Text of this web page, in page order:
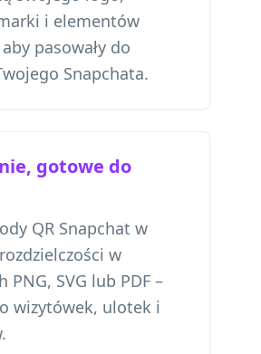
i elementów
pasowały do
Snapchata.
gotowe do
QR Snapchat w
w
PNG, SVG lub PDF –
wizytówek, ulotek i